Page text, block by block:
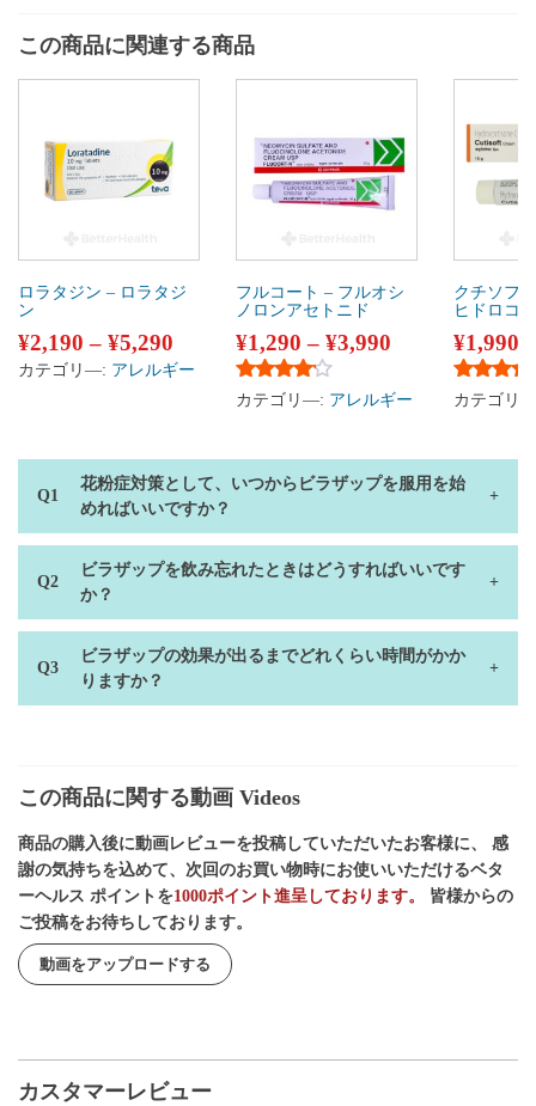
この商品に関連する商品
ロラタジン – ロラタジ
ン
¥2,190 – ¥5,290
カテゴリ―: アレルギー
フルコート – フルオシ
ノロンアセトニド
¥1,290 – ¥3,990
5段階中 4.00の評価
カテゴリ―: アレルギー
クチソフ
ヒドロコ
¥1,990
5段階中
カテゴリ
花粉症対策として、いつからビラザップを服用を始
めればいいですか？
ビラザップを飲み忘れたときはどうすればいいです
か？
ビラザップの効果が出るまでどれくらい時間がかか
りますか？
この商品に関する動画 Videos
商品の購入後に動画レビューを投稿していただいたお客様に、 感
謝の気持ちを込めて、次回のお買い物時にお使いいただけるベタ
ーヘルス ポイントを1000ポイント進呈しております。
皆様からの
ご投稿をお待ちしております。
動画をアップロードする
カスタマーレビュー